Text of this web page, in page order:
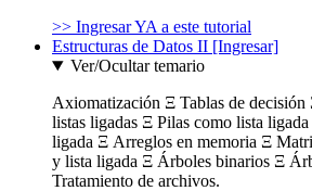
>> Ingresar YA a este tutorial
Estructuras de Datos II [Ingresar]
Ver/Ocultar temario
Axiomatización Ξ Tablas de
listas ligadas Ξ Pilas como lista
ligada Ξ Arreglos en memoria Ξ
y lista ligada Ξ Árboles binarios Ξ
Tratamiento de archivos.